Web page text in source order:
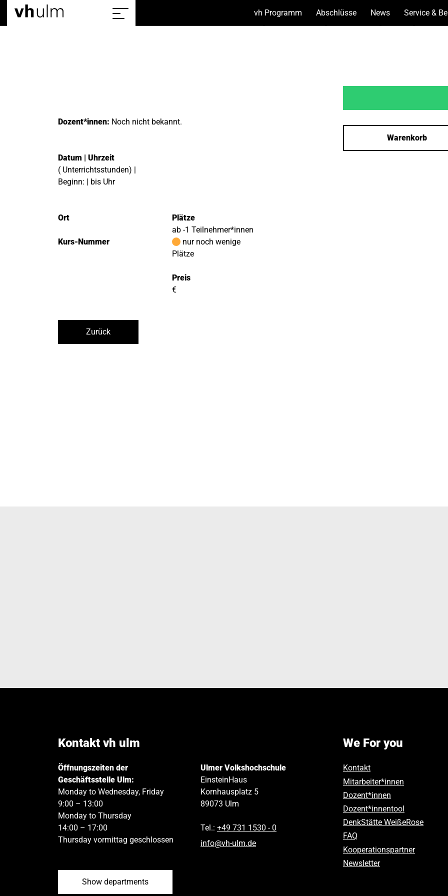
Show/hide
vh Programm (ShowAbschlüsse(ShowNews(ShowService &
Dozent*innen: Noch nicht bekannt.
Datum | Uhrzeit
( Unterrichtsstunden) |
Beginn: | bis Uhr
Ort
Kurs-Nummer
Plätze
ab -1 Teilnehmer*innen
nur noch wenige
Plätze
Preis
€
Zurück
Warenkorb
Kontakt vh ulm
Öffnungszeiten der
Geschäftsstelle Ulm:
Monday to Wednesday, Friday
9:00 – 13:00
Monday to Thursday
14:00 – 17:00
Thursday vormittag geschlossen
Show departments
Ulmer Volkshochschule
EinsteinHaus
Kornhausplatz 5
89073 Ulm
Tel.: +49 731 1530 ‑ 0
info@vh-ulm.de
We For you
Kontakt
Mitarbeiter*innen
Dozent*innen
Dozent*innentool
DenkStätte WeißeRose
FAQ
Kooperationspartner
Newsletter